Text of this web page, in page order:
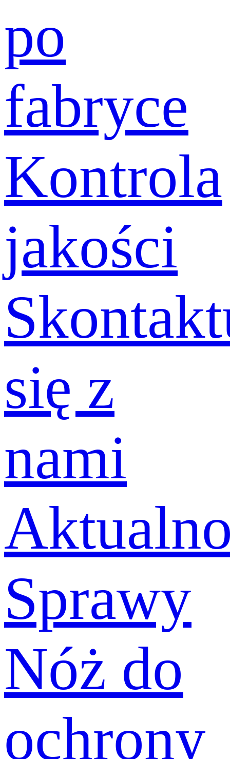
po
fabryce
Kontrola
jakości
się z
nami
Sprawy
Nóż do
ochrony